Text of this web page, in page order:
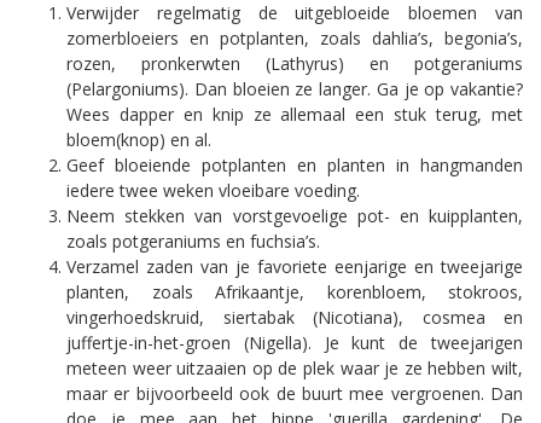
Verwijder regelmatig de uitgebloeide bloemen van
zomerbloeiers en potplanten, zoals dahlia’s, begonia’s,
rozen, pronkerwten (Lathyrus) en potgeraniums
(Pelargoniums). Dan bloeien ze langer. Ga je op vakantie?
Wees dapper en knip ze allemaal een stuk terug, met
bloem(knop) en al.
Geef bloeiende potplanten en planten in hangmanden
iedere twee weken vloeibare voeding.
Neem stekken van vorstgevoelige pot- en kuipplanten,
zoals potgeraniums en fuchsia’s.
Verzamel zaden van je favoriete eenjarige en tweejarige
planten, zoals Afrikaantje, korenbloem, stokroos,
vingerhoedskruid, siertabak (Nicotiana), cosmea en
juffertje-in-het-groen (Nigella). Je kunt de tweejarigen
meteen weer uitzaaien op de plek waar je ze hebben wilt,
maar er bijvoorbeeld ook de buurt mee vergroenen. Dan